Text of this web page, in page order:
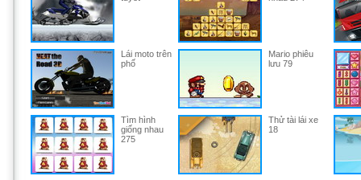
Lái moto trên
phố
Mario phiêu
lưu 79
Tìm hình
giống nhau
275
Thử tài lái xe
18